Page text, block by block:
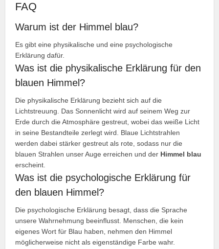
FAQ
Warum ist der Himmel blau?
Es gibt eine physikalische und eine psychologische
Erklärung dafür.
Was ist die physikalische Erklärung für den
blauen Himmel?
Die physikalische Erklärung bezieht sich auf die
Lichtstreuung. Das Sonnenlicht wird auf seinem Weg zur
Erde durch die Atmosphäre gestreut, wobei das weiße Licht
in seine Bestandteile zerlegt wird. Blaue Lichtstrahlen
werden dabei stärker gestreut als rote, sodass nur die
blauen Strahlen unser Auge erreichen und der Himmel blau
erscheint.
Was ist die psychologische Erklärung für
den blauen Himmel?
Die psychologische Erklärung besagt, dass die Sprache
unsere Wahrnehmung beeinflusst. Menschen, die kein
eigenes Wort für Blau haben, nehmen den Himmel
möglicherweise nicht als eigenständige Farbe wahr.